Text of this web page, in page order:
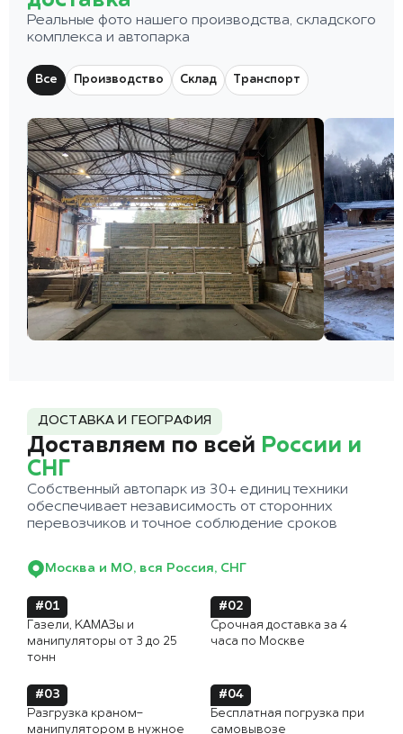
Реальные фото нашего производства, складского
комплекса и автопарка
Все Производство Склад Транспорт
ДОСТАВКА И ГЕОГРАФИЯ
Доставляем по всей России и
СНГ
Собственный автопарк из 30+ единиц техники
обеспечивает независимость от сторонних
перевозчиков и точное соблюдение сроков
Москва и МО, вся Россия, СНГ
#01
Газели, КАМАЗы и
манипуляторы от 3 до 25
тонн
#02
Срочная доставка за 4
часа по Москве
#03
Разгрузка краном-
манипулятором в нужное
#04
Бесплатная погрузка при
самовывозе